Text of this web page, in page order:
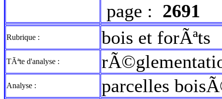
page : 2691
Rubrique : bois et forÃªts
TÃªte d'analyse :
Analyse : parcelles